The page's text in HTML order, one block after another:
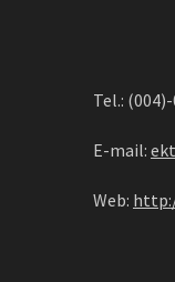
Tel.:
E-mail:
Web: